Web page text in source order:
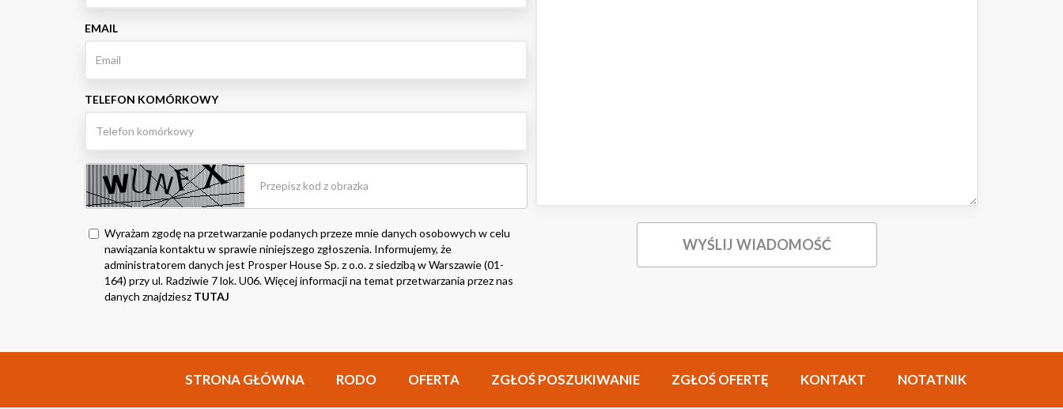
EMAIL
TELEFON KOMÓRKOWY
Wyrażam zgodę na przetwarzanie podanych przeze mnie danych osobowych w celu
nawiązania kontaktu w sprawie niniejszego zgłoszenia. Informujemy, że
administratorem danych jest Prosper House Sp. z o.o. z siedzibą w Warszawie (01-
164) przy ul. Radziwie 7 lok. U06. Więcej informacji na temat przetwarzania przez nas
danych znajdziesz TUTAJ
STRONA GŁÓWNA RODO OFERTA ZGŁOŚ POSZUKIWANIE ZGŁOŚ OFERTĘ KONTAKT NOTATNIK